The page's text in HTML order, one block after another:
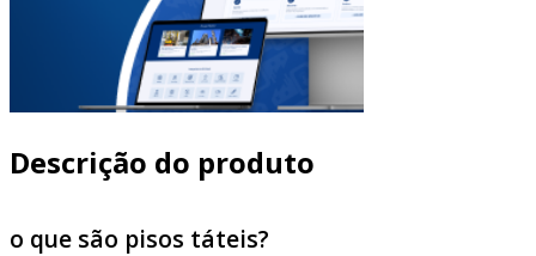
Descrição do produto
o que são pisos táteis?